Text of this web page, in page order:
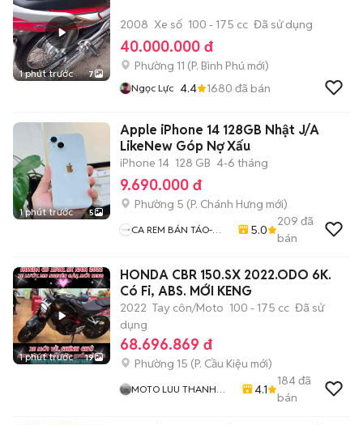
1 phút trước 7
2008 Xe số 100 - 175 cc Đã sử dụng
40.000.000 đ
Phường 11 (P. Bình Phú mới)
Ngọc Lực 4.4 1680 đã bán
1 phút trước 5
Apple iPhone 14 128GB Nhật J/A
LikeNew Góp Nợ Xấu
iPhone 14 128 GB 4-6 tháng
9.690.000 đ
Phường 5 (P. Chánh Hưng mới)
CA REM BÁN TÁO-
Trợ Trả Góp
5.0
209 đã
bán
1 phút trước 19
HONDA CBR 150.SX 2022.ODO 6K.
Có Fi, ABS. MỚI KENG
2022 Tay côn/Moto 100 - 175 cc Đã sử
dụng
68.696.869 đ
Phường 15 (P. Cầu Kiệu mới)
MOTO LUU THANH
4.1
184đã
bán